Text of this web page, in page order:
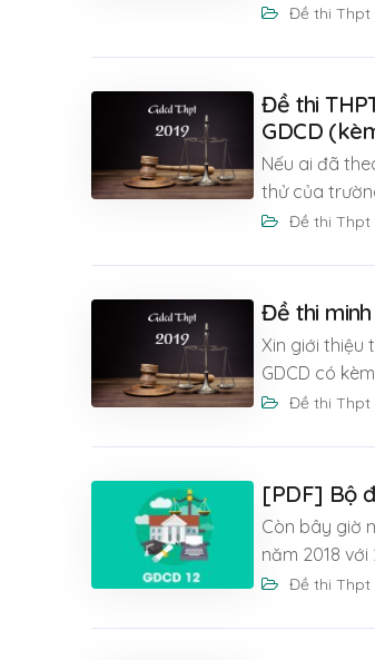
Đề thi Thpt
Đề thi
GDCD
Nếu ai đã
thử của
Đề thi Thpt
Đề thi minh
Xin giới thiệu
GDCD có
Đề thi Thpt
[PDF] Bộ
Còn bây giờ
năm 2018
Đề thi Thpt